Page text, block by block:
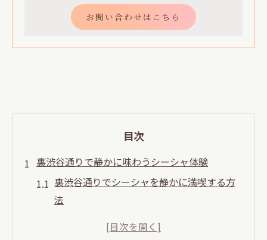
お問い合わせはこちら
目次
裏渋谷通りで静かに味わうシーシャ体験
裏渋谷通りでシーシャを静かに満喫する方
法
落ち着いた雰囲気で味わうシーシャの魅力